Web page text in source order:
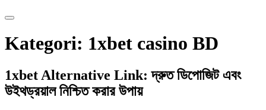
Kategori: 1xbet casino BD
1xbet Alternative Link: দ্রুত ডিপোজিট এবং
উইথড্রয়াল নিশ্চিত করার উপায়